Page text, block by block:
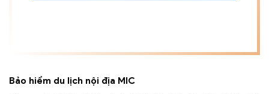
Bảo hiểm du lịch nội địa MIC